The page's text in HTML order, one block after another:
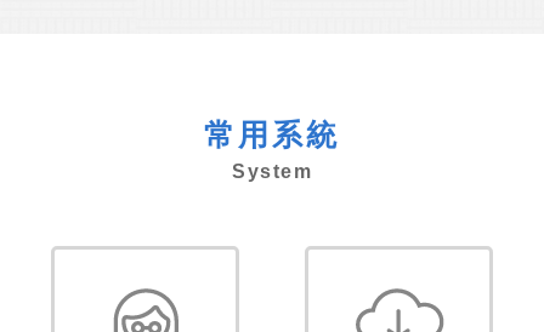
常用系統
System